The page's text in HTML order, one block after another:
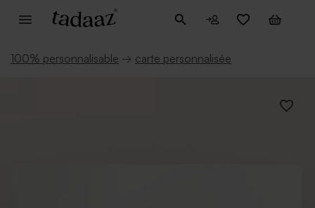
100% personnalisable → carte personnalisée